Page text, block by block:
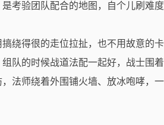
考验团队配合的地图，自个儿刷难
绕得很的走位拉扯，也不用故意的
队的时候战道法配一起好，战士围
法师绕着外围铺火墙、放冰咆哮，